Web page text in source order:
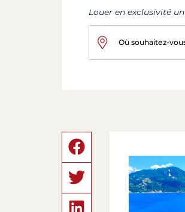
Louer en exclusivité un